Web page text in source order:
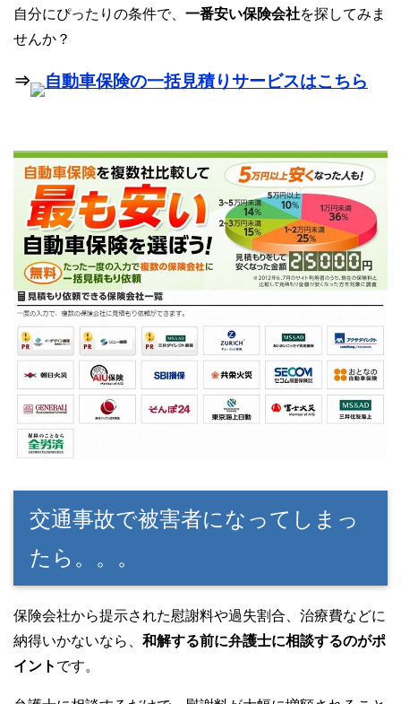
自分にぴったりの条件で、 一番安い保険会社を探してみま
せんか？
⇒ 自動車保険の一括見積りサービスはこちら
交通事故で被害者になってしまっ
たら。。。
保険会社から提示された慰謝料や過失割合、治療費などに
納得いかないなら、 和解する前に弁護士に相談するのがポ
イント です。